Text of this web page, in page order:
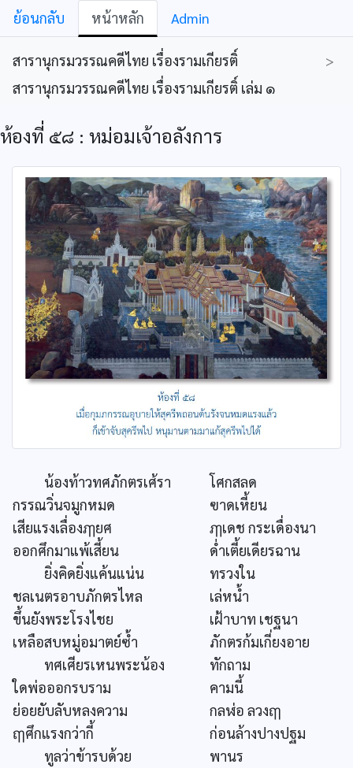
ย้อนกลับ หน้าหลัก Admin
สารานุกรมวรรณคดีไทย เรื่องรามเกียรติ์
>
สารานุกรมวรรณคดีไทย เรื่องรามเกียรติ์ เล่ม ๑
ห้องที่ ๕๘ : หม่อมเจ้าอลังการ
น้องท้าวทศภักตรเศ้รา
โศกสลด
กรรณวิ่นจมูกหมด
ฃาดเหี้ยน
เสียแรงเลื่องฦๅยศ
ฦๅเดช กระเดื่องนา
ออกศึกมาแพ้เสี้ยน
ด่ำเตี้ยเดียรฉาน
ยิ่งคิดยิ่งแค้นแน่น
ทรวงใน
ชลเนตรอาบภักตรไหล
เล่หน้ำ
ขึ้นยังพระโรงไชย
เฝ้าบาท เชฐนา
เหลือสบหมู่อมาตย์ซ้ำ
ภักตรก้มเกี่ยงอาย
ทศเศียรเหนพระน้อง
ทักถาม
ใดพ่อออกรบราม
คามนี้
ย่อยยับลับหลงความ
กลฬ่อ ลวงฤๅ
ฤๅศึกแรงกว่ากี้
ก่อนล้างปางปฐม
ทูลว่าข้ารบด้วย
พานร